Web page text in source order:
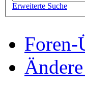
Erweiterte Suche
Foren-